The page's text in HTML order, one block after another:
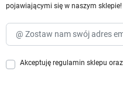
pojawiającymi się w naszym sklepie!
Akceptuję regulamin sklepu oraz